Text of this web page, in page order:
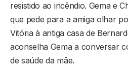
resistido ao incêndio. Gema e
que pede para a amiga olhar
Vitória à antiga casa de
aconselha Gema a conversar
de saúde da mãe.